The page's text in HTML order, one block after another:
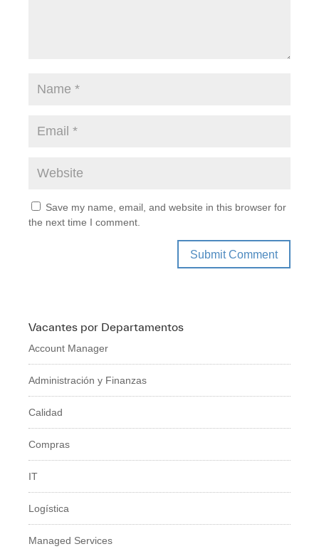
Save my name, email, and website in this browser for
the next time I comment.
Vacantes por Departamentos
Account Manager
Administración y Finanzas
Calidad
Compras
IT
Logí­stica
Managed Services